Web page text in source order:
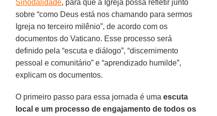
Sinodalidade, para que a Igreja possa refletir junto
sobre “como Deus está nos chamando para sermos
Igreja no terceiro milênio”, de acordo com os
documentos do Vaticano. Esse processo será
definido pela “escuta e diálogo”, “discernimento
pessoal e comunitário” e “aprendizado humilde”,
explicam os documentos.
O primeiro passo para essa jornada é umaescuta
local e um processo de engajamento de todos os